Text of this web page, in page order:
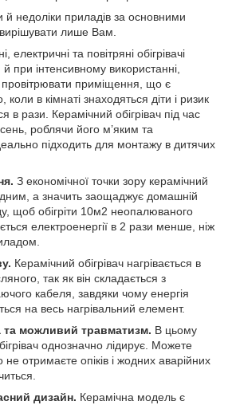
й недоліки приладів за основними
лише Вам.
електричні та повітряні обігрівачі
при інтенсивному використанні,
провітрювати приміщення, що є
в кімнаті знаходяться діти і ризик
в рази. Керамічний обігрівач під час
роблячи його м’яким та
підходить для монтажу в дитячих
З економічної точки зору керамічний
а значить заощаджує домашній
щоб обігріти 10м2 неопалюваного
електроенергії в 2 рази менше, ніж
Керамічний обігрівач нагрівається в
так як він складається з
кабеля, завдяки чому енергія
на весь нагрівальний елемент.
та можливий травматизм. В цьому
однозначно лідирує. Можете
отримаєте опіків і жодних аварійних
дизайн. Керамічна модель є